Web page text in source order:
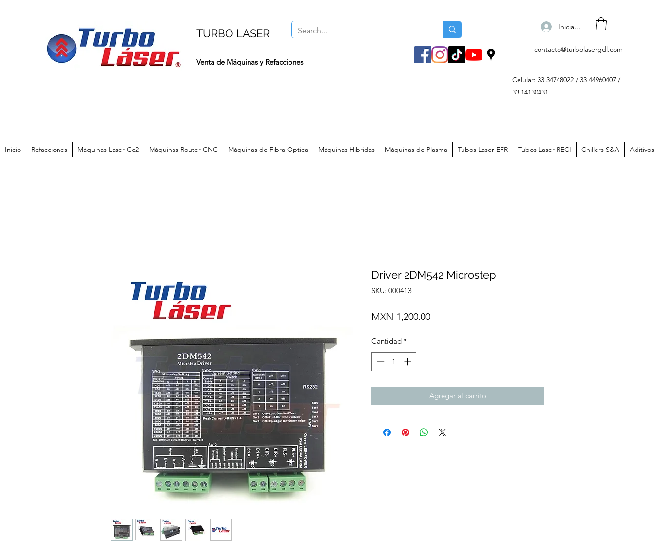
TURBO LASER
Venta de Máquinas y Refacciones
Iniciar sesión
contacto@turbolasergdl.com
Celular: 33 34748022 / 33 44960407 /
33 14130431
Inicio Refacciones Máquinas Laser Co2 Máquinas Router CNC Máquinas de Fibra Optica Máquinas Hibridas Máquinas de Plasma Tubos Laser EFR Tubos Laser RECI Chillers S&A
Driver 2DM542 Microstep
SKU: 000413
MXN 1,200.00Precio
Cantidad *
Agregar al carrito